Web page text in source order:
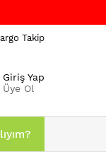
Takip
Giriş Yap
Üye Ol